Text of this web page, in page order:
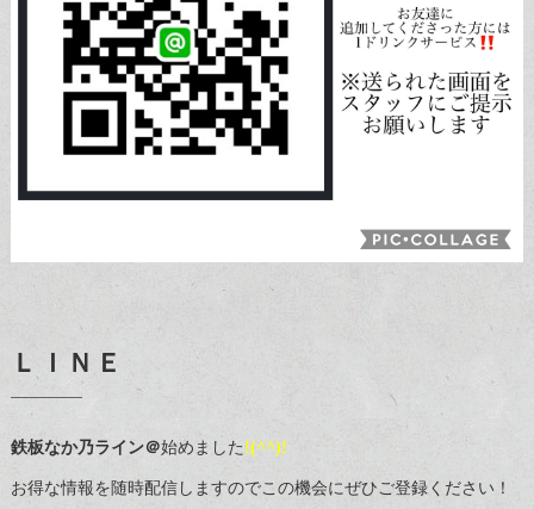
ＬＩＮＥ
鉄板なか乃ライン＠始めました !(^^)!
お得な情報を随時配信しますのでこの機会にぜひご登録ください！